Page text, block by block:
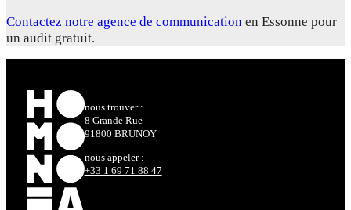
Contactez notre agence de communication en Essonne pour
un audit gratuit.
nous trouver :
8 Grande Rue
91800 BRUNOY
nous appeler :
+33 1 69 71 88 47